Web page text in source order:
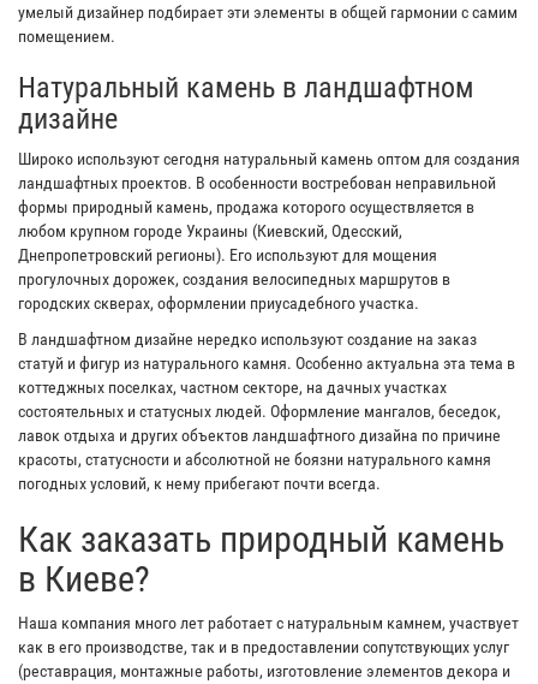
умелый дизайнер подбирает эти элементы в общей гармонии с самим
помещением.
Натуральный камень в ландшафтном
дизайне
Широко используют сегодня натуральный камень оптом для создания
ландшафтных проектов. В особенности востребован неправильной
формы природный камень, продажа которого осуществляется в
любом крупном городе Украины (Киевский, Одесский,
Днепропетровский регионы). Его используют для мощения
прогулочных дорожек, создания велосипедных маршрутов в
городских скверах, оформлении приусадебного участка.
В ландшафтном дизайне нередко используют создание на заказ
статуй и фигур из натурального камня. Особенно актуальна эта тема в
коттеджных поселках, частном секторе, на дачных участках
состоятельных и статусных людей. Оформление мангалов, беседок,
лавок отдыха и других объектов ландшафтного дизайна по причине
красоты, статусности и абсолютной не боязни натурального камня
погодных условий, к нему прибегают почти всегда.
Как заказать природный камень
в Киеве?
Наша компания много лет работает с натуральным камнем, участвует
как в его производстве, так и в предоставлении сопутствующих услуг
(реставрация, монтажные работы, изготовление элементов декора и